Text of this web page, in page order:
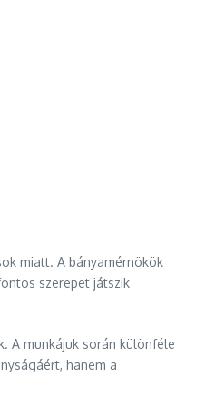
miatt. A bányamérnökök
szerepet játszik
A munkájuk során különféle
hanem a